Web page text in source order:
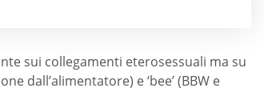
sui collegamenti eterosessuali ma su
dall’alimentatore) e ‘bee’ (BBW e